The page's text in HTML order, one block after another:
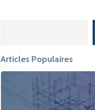
Articles Populaires